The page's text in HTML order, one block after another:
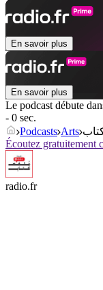
En savoir plus
En savoir plus
Le podcast débute
- 0 sec.
Podcasts Arts
Écoutez gratuitement
radio.fr